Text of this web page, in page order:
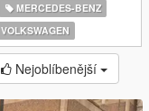
MERCEDES-BENZ
Nejoblíbenější